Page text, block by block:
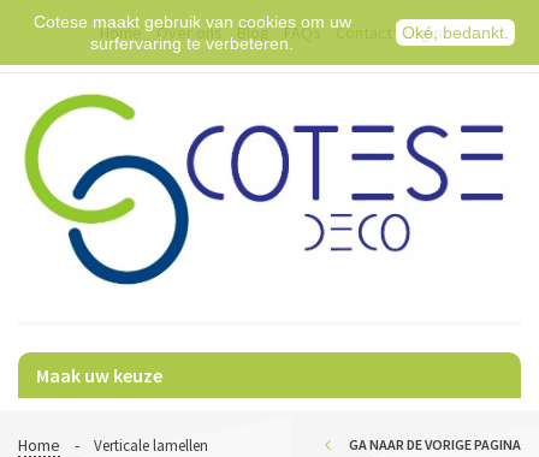
Home Over ons Blog FAQs Contact Login
Maak uw keuze
Home - Verticale lamellen GA NAAR DE VORIGE PAGINA
Cotese maakt gebruik van cookies om uw
surfervaring te verbeteren.
Oké, bedankt.